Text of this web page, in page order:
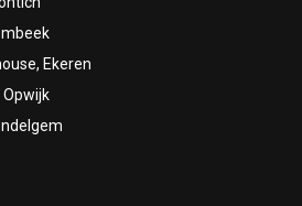
Ekeren
Opwijk